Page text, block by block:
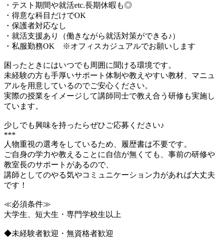
・テスト期間や就活etc.長期休暇も◎
・得意な科目だけでOK
・保護者対応なし
・就活支援あり（働きながら就活対策ができる♪）
・私服勤務OK ※オフィスカジュアルでお願いします
困ったときにはいつでも周囲に聞ける環境です。
未経験の方も手厚いサポート体制や教えやすい教材、マニュ
アルを用意しているのでご安心ください。
実際の授業をイメージして講師同士で教え合う研修も実施し
ています。
少しでも興味を持ったらぜひご応募ください♪
***
人物重視の選考をしているため、履歴書は不要です。
ご自身の学力や教えることに自信が無くても、事前の研修や
教室長のサポートがあるので、
講師としてのやる気やコミュニケーション力があれば大丈夫
です！
≪必須条件≫
大学生、短大生・専門学校生以上
◆未経験者歓迎・無資格者歓迎